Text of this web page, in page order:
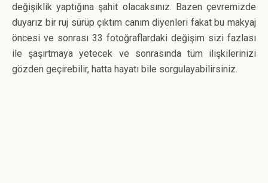
değişiklik yaptığına şahit olacaksınız. Bazen çevremizde
duyarız bir ruj sürüp çıktım canım diyenleri fakat bu makyaj
öncesi ve sonrası 33 fotoğraflardaki değişim sizi fazlası
ile şaşırtmaya yetecek ve sonrasında tüm ilişkilerinizi
gözden geçirebilir, hatta hayatı bile sorgulayabilirsiniz.